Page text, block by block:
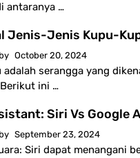
antaranya …
Jenis-Jenis Kupu-
October 20, 2024
adalah serangga yang
ini …
Siri Vs Google
September 23, 2024
Siri dapat menangani